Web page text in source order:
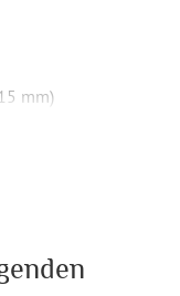
mm)
zum
Bei wenigen